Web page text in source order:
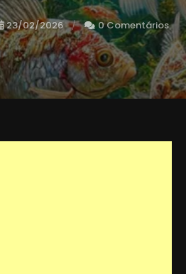
23/02/2026 0 Comentários